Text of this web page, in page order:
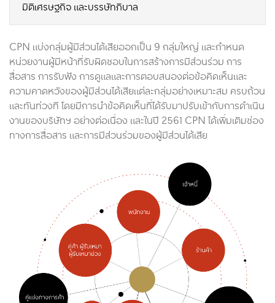
มิติเศรษฐกิจ และบรรษัทภิบาล
CPN แบ่งกลุ่มผู้มีส่วนได้เสียออกเป็น 9 กลุ่มใหญ่ และกำหนด
หน่วยงานผู้มีหน้าที่รับผิดชอบในการสร้างการมีส่วนร่วม การ
สื่อสาร การรับฟัง การดูแลและการตอบสนองต่อข้อคิดเห็นและ
ความคาดหวังของผู้มีส่วนได้เสียแต่ละกลุ่มอย่างเหมาะสม ครบถ้วน
และทันท่วงที โดยมีการนำข้อคิดเห็นที่ได้รับมาปรับเข้ากับการดำเนิน
งานของบริษัทฯ อย่างต่อเนื่อง และในปี 2561 CPN ได้เพิ่มเติมช่อง
ทางการสื่อสาร และการมีส่วนร่วมของผู้มีส่วนได้เสีย